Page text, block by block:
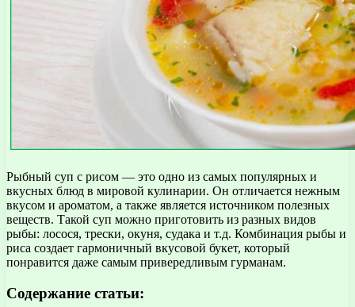
Рыбный суп с рисом — это одно из самых популярных и
вкусных блюд в мировой кулинарии. Он отличается нежным
вкусом и ароматом, а также является источником полезных
веществ. Такой суп можно приготовить из разных видов
рыбы: лосося, трески, окуня, судака и т.д. Комбинация рыбы и
риса создает гармоничный вкусовой букет, который
понравится даже самым привередливым гурманам.
Содержание статьи: